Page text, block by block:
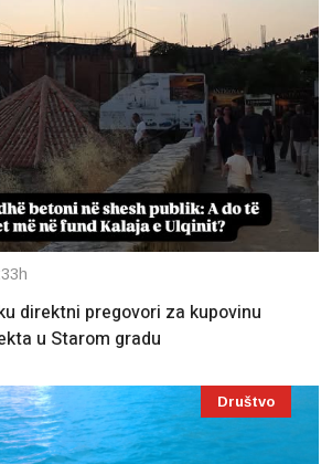
direktni pregovori za kupovinu
u Starom gradu
Društvo